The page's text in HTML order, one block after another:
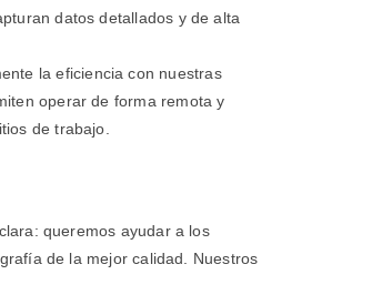
datos detallados y de alta
la eficiencia con nuestras
operar de forma remota y
de trabajo.
queremos ayudar a los
de la mejor calidad. Nuestros